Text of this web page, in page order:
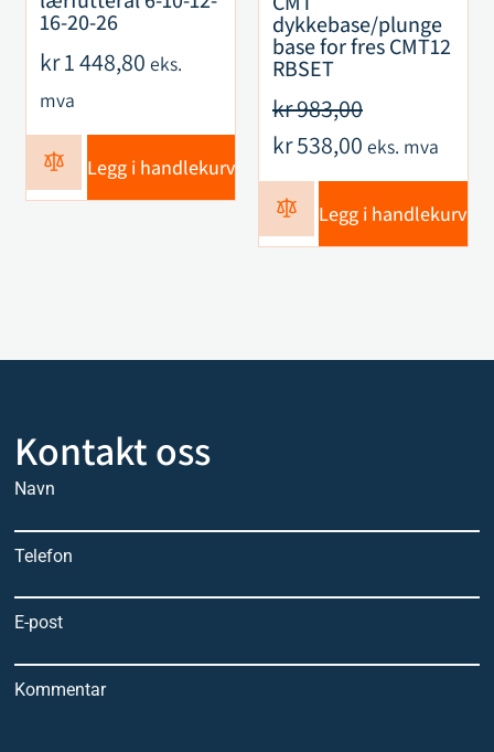
16-20-26
kr1 448,80 eks.
mva
Legg i handlekurv
dykkebase/plunge
base for fres CMT12
RBSET
kr983,00
kr538,00 eks. mva
Legg i handlekurv
Kontakt oss
Navn
Telefon
E-post
Kommentar